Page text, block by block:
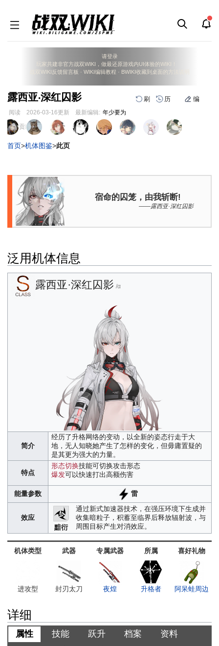
请登录
玩家共建非官方战双WIKI，做最还原游戏内UI体验的WIKI！
战双WIKI反馈留言板 · WIKI编辑教程 · BWIKI收藏到桌面的方法说明
露西亚·深红囚影 刷 历 编
阅读 2026-03-16更新 最新编辑: 年少要为
跳
到
导
跳
到
搜
页面贡献者 :
首页>机体图鉴>此页
宿命的囚笼，由我斩断!
——露西亚·深红囚影
泛用机体信息
露西亚·深红囚影 /α
简介
经历了升格网络的变动，以全新的姿态行走于大
地，无人知晓她产生了怎样的变化，但毋庸置疑的
是其更为强大的力量。
特点
形态切换技能可切换攻击形态
爆发可以快速打出高额伤害
能量参数 雷
效应
黯衍
通过新式加速器技术，在强压环境下生成并
收集暗粒子，积蓄至临界后释放辐射波，与
周围目标产生对消效应。
机体类型 武器 专属武器 所属 喜好礼物
进攻型 封刃太刀 夜煌 升格者 阿呆蛙周边
详细
属性 技能 跃升 档案
资料